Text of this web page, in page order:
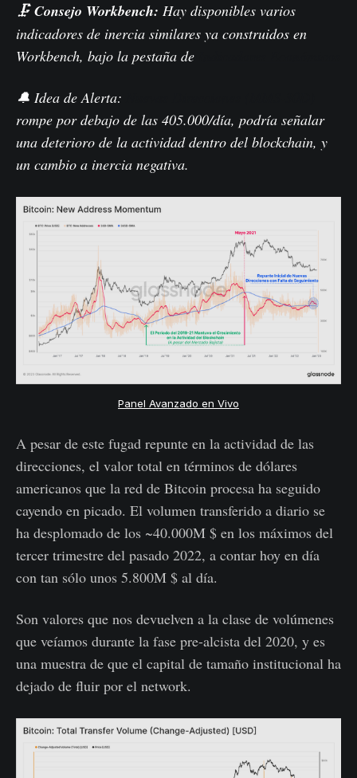
🗜️Consejo Workbench: Hay disponibles varios
indicadores de inercia similares ya construidos en
Workbench, bajo la pestaña de
🔔 Idea de Alerta:
rompe por debajo de las 405.000/día, podría señalar
una deterioro de la actividad dentro del blockchain, y
un cambio a inercia negativa.
Panel Avanzado en Vivo
A pesar de este fugad repunte en la actividad de las
direcciones, el valor total en términos de dólares
americanos que la red de Bitcoin procesa ha seguido
cayendo en picado. El volumen transferido a diario se
ha desplomado de los ~40.000M $ en los máximos del
tercer trimestre del pasado 2022, a contar hoy en día
con tan sólo unos 5.800M $ al día.
Son valores que nos devuelven a la clase de volúmenes
que veíamos durante la fase pre-alcista del 2020, y es
una muestra de que el capital de tamaño institucional ha
dejado de fluir por el network.